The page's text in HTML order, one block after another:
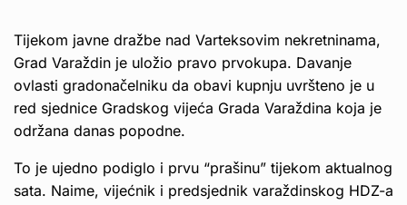
Tijekom javne dražbe nad Varteksovim nekretninama,
Grad Varaždin je uložio pravo prvokupa. Davanje
ovlasti gradonačelniku da obavi kupnju uvršteno je u
red sjednice Gradskog vijeća Grada Varaždina koja je
održana danas popodne.
To je ujedno podiglo i prvu “prašinu” tijekom aktualnog
sata. Naime, vijećnik i predsjednik varaždinskog HDZ-a